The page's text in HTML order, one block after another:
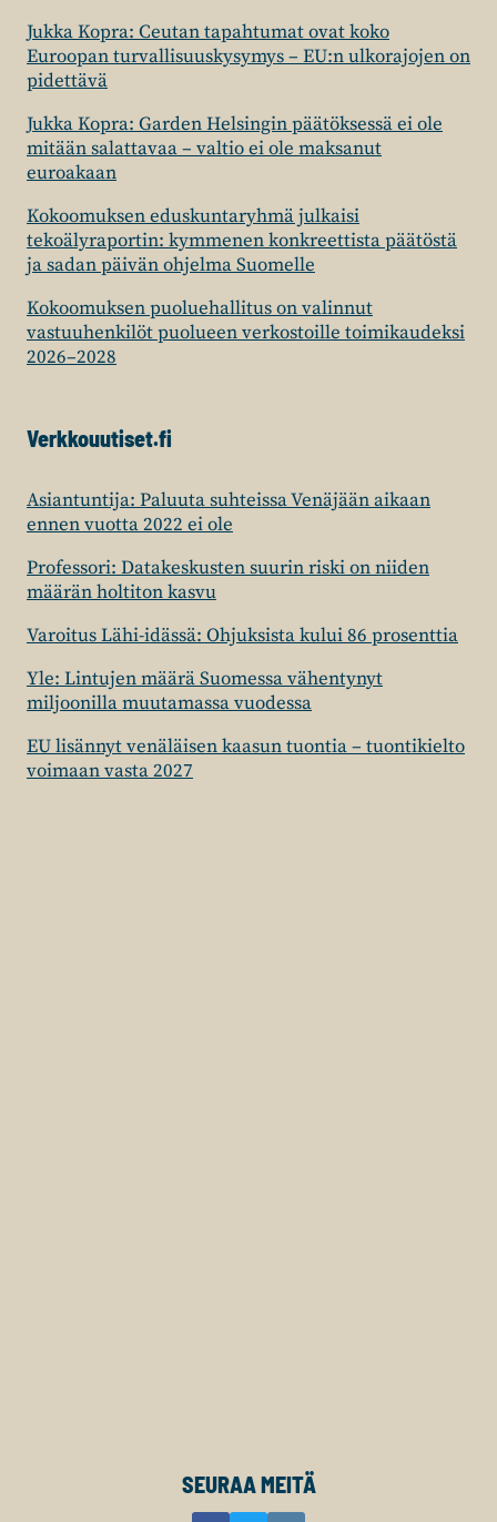
Jukka Kopra: Ceutan tapahtumat ovat koko
Euroopan turvallisuuskysymys – EU:n ulkorajojen on
pidettävä
Jukka Kopra: Garden Helsingin päätöksessä ei ole
mitään salattavaa – valtio ei ole maksanut
euroakaan
Kokoomuksen eduskuntaryhmä julkaisi
tekoälyraportin: kymmenen konkreettista päätöstä
ja sadan päivän ohjelma Suomelle
Kokoomuksen puoluehallitus on valinnut
vastuuhenkilöt puolueen verkostoille toimikaudeksi
2026–2028
Verkkouutiset.fi
Asiantuntija: Paluuta suhteissa Venäjään aikaan
ennen vuotta 2022 ei ole
Professori: Datakeskusten suurin riski on niiden
määrän holtiton kasvu
Varoitus Lähi-idässä: Ohjuksista kului 86 prosenttia
Yle: Lintujen määrä Suomessa vähentynyt
miljoonilla muutamassa vuodessa
EU lisännyt venäläisen kaasun tuontia – tuontikielto
voimaan vasta 2027
SEURAA MEITÄ